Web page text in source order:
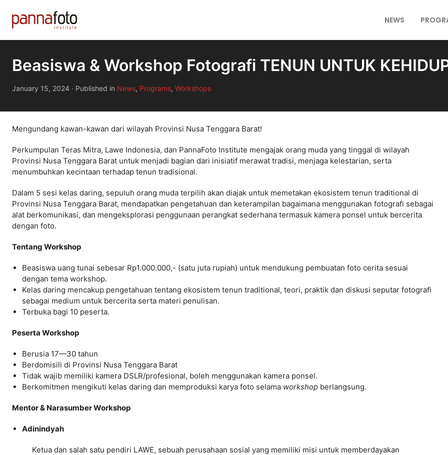
NEWS
Beasiswa & Workshop Fotografi TENUN UNTUK
January 15, 2024 · Published in News, Programs, Workshops
Mengundang kawan-kawan dari wilayah Provinsi Nusa Tenggara Barat!
Perkumpulan Teras Mitra, Lawe Indonesia, dan PannaFoto Institute mengajak orang muda yang tinggal di wilayah
Provinsi Nusa Tenggara Barat untuk menjadi bagian dari inisiatif merawat tradisi, menjaga kelestarian, serta
menumbuhkan kecintaan terhadap tenun tradisional.
Dalam 5 sesi kelas daring, sepuluh orang muda terpilih akan diajak untuk memetakan ekosistem tenun traditional di
Provinsi Nusa Tenggara Barat, mendapatkan pengetahuan dan keterampilan bagaimana menggunakan fotografi sebagai
alat berkomunikasi, dan mengeksplorasi penggunaan perangkat sederhana termasuk kamera ponsel untuk bercerita
dengan foto.
Tentang Workshop
Beasiswa uang tunai sebesar Rp1.000.000,- (satu juta rupiah) untuk mendukung pembuatan foto cerita sesuai
dengan tema workshop.
Kelas daring mencakup pengetahuan tentang ekosistem tenun traditional, teori, praktik dan diskusi seputar fotografi
sebagai medium untuk bercerita serta materi penulisan.
Terbuka bagi 10 peserta.
Peserta Workshop
Berusia 17—30 tahun
Berdomisili di Provinsi Nusa Tenggara Barat
Tidak wajib memiliki kamera DSLR/profesional, boleh menggunakan kamera ponsel.
Berkomitmen mengikuti kelas daring dan memproduksi karya foto selama workshop berlangsung.
Mentor & Narasumber Workshop
Adinindyah
Ketua dan salah satu pendiri LAWE, sebuah perusahaan sosial yang memiliki misi untuk memberdayakan